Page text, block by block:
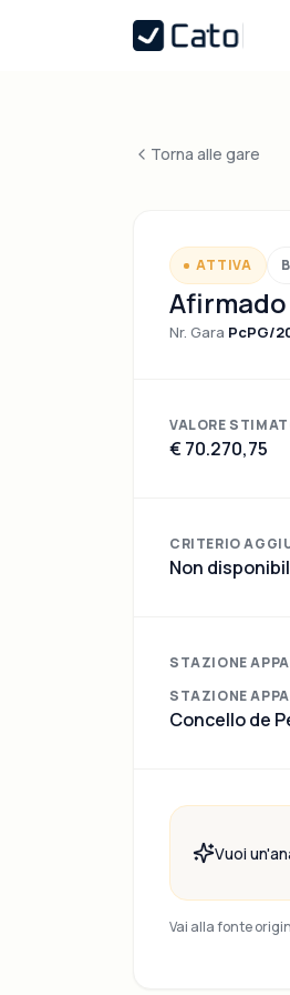
Torna alle gare
ATTIVA
Nr. Gara PcPG/
VALORE
€ 70.270,75
CRITERIO
Non
STAZIONE
STAZIONE
Concello de
Vuoi
Vai alla fonte